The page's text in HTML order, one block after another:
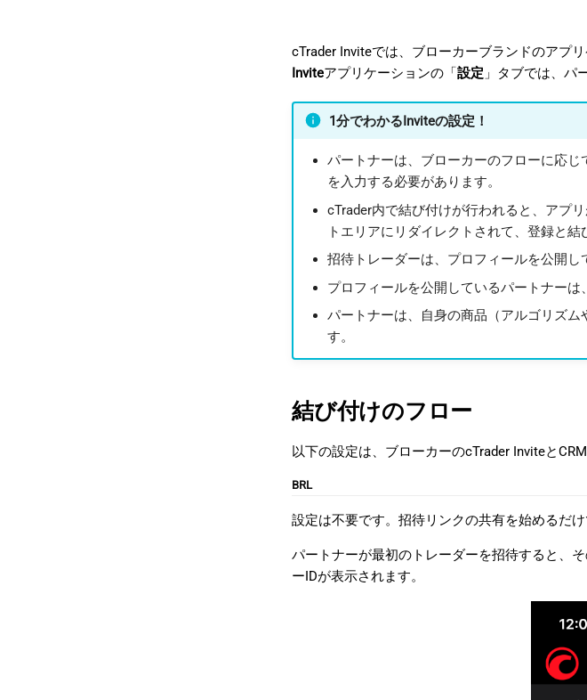
cTrader Inviteでは、ブローカーブランドのアプ
Inviteアプリケーションの「設定 」タブでは、パ
1分でわかるInviteの設定！
パートナーは、ブローカーのフローに応
を入力する必要があります。
cTrader内で結び付けが行われると、アプ
トエリアにリダイレクトされて、登録と結
招待トレーダーは、プロフィールを公開し
プロフィールを公開しているパートナーは
パートナーは、自身の商品（アルゴリズ
す。
結び付けのフロー
以下の設定は、ブローカーのcTrader Inviteと
BRL
設定は不要です。招待リンクの共有を始めるだけ
パートナーが最初のトレーダーを招待すると、
ーIDが表示されます。